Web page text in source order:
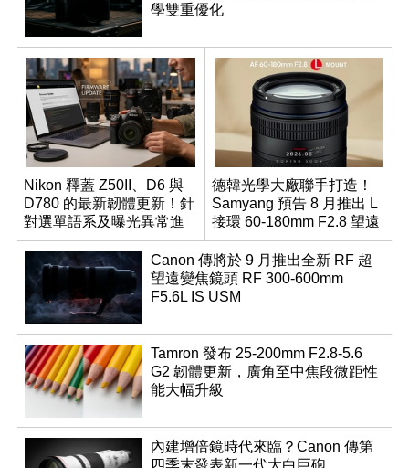
學雙重優化
Nikon 釋蓋 Z50II、D6 與
D780 的最新韌體更新！針
對選單語系及曝光異常進
行修復
德韓光學大廠聯手打造！
Samyang 預告 8 月推出 L
接環 60-180mm F2.8 望遠
變焦鏡
Canon 傳將於 9 月推出全新 RF 超
望遠變焦鏡頭 RF 300-600mm
F5.6L IS USM
Tamron 發布 25-200mm F2.8-5.6
G2 韌體更新，廣角至中焦段微距性
能大幅升級
內建增倍鏡時代來臨？Canon 傳第
四季末發表新一代大白巨砲